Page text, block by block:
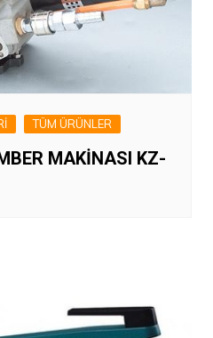
TÜM ÜRÜNLER
MAKİNASI KZ-